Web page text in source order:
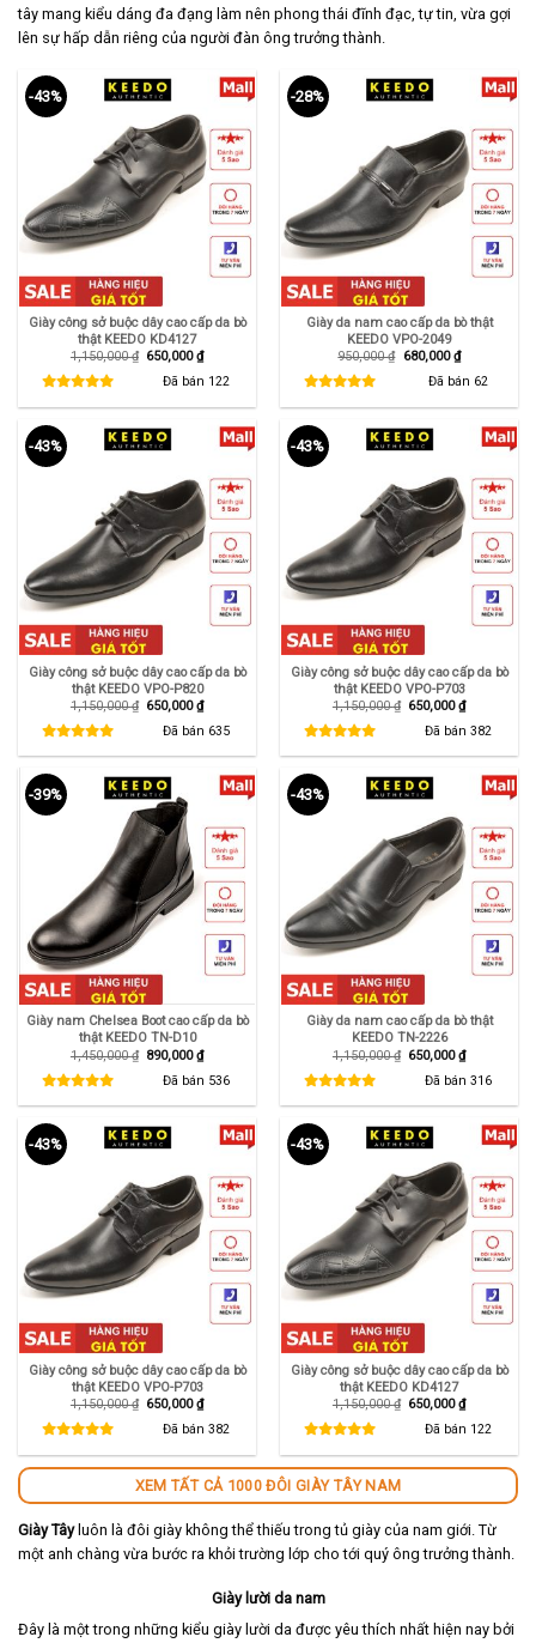
tây mang kiểu dáng đa đạng làm nên phong thái đĩnh đạc, tự tin, vừa gợi
lên sự hấp dẫn riêng của người đàn ông trưởng thành.
-43%
Giày công sở buộc dây cao cấp da bò
thật KEEDO KD4127
1,150,000₫ Giá
650,000₫Giá
hiện
tại
Đã bán 122
-28%
Giày da nam cao cấp da bò thật
KEEDO VPO-2049
950,000₫ Giá
680,000₫Giá
hiện
tại
Đã bán 62
-43%
Giày công sở buộc dây cao cấp da bò
thật KEEDO VPO-P820
1,150,000₫ Giá
1,150,000 ₫.
650,000₫Giá
hiện
tại
là:
650,000 ₫.
Đã bán 635
-43%
Giày công sở buộc dây cao cấp da bò
thật KEEDO VPO-P703
1,150,000₫ Giá
1,150,000 ₫.
650,000₫Giá
hiện
tại
là:
650,000 ₫.
Đã bán 382
-39%
Giày nam Chelsea Boot cao cấp da bò
thật KEEDO TN-D10
1,450,000₫ Giá
1,450,000 ₫.
890,000₫Giá
hiện
tại
là:
Đã bán 536
-43%
Giày da nam cao cấp da bò thật
KEEDO TN-2226
1,150,000₫ Giá
1,150,000 ₫.
650,000₫Giá
hiện
tại
là:
Đã bán 316
-43%
Giày công sở buộc dây cao cấp da bò
thật KEEDO VPO-P703
1,150,000₫ Giá
650,000₫Giá
hiện
tại
Đã bán 382
-43%
Giày công sở buộc dây cao cấp da bò
thật KEEDO KD4127
1,150,000₫ Giá
650,000₫Giá
hiện
tại
Đã bán 122
XEM TẤT CẢ 1000 ĐÔI GIÀY TÂY NAM
Giày Tâyluôn là đôi giày không thể thiếu trong tủ giày của nam giới. Từ
một anh chàng vừa bước ra khỏi trường lớp cho tới quý ông trưởng thành.
Giày lười da nam
Đây là một trong những kiểu giày lười da được yêu thích nhất hiện nay bởi